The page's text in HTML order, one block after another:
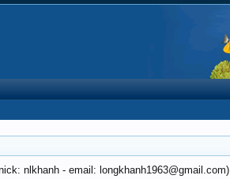
nlkhanh - email: longkhanh1963@gmail.com)